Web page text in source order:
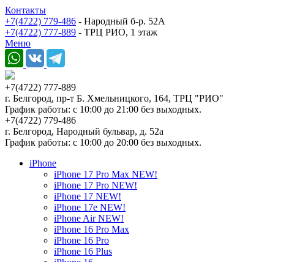
Контакты
+7(4722) 779-486 - Народный б-р. 52А
+7(4722) 777-889 - ТРЦ РИО, 1 этаж
Меню
+7(4722) 777-889
г. Белгород, пр-т Б. Хмельницкого, 164, ТРЦ "РИО"
График работы: с 10:00 до 21:00 без выходных.
+7(4722) 779-486
г. Белгород, Народный бульвар, д. 52а
График работы: с 10:00 до 20:00 без выходных.
iPhone
iPhone 17 Pro Max NEW!
iPhone 17 Pro NEW!
iPhone 17 NEW!
iPhone 17e NEW!
iPhone Air NEW!
iPhone 16 Pro Max
iPhone 16 Pro
iPhone 16 Plus